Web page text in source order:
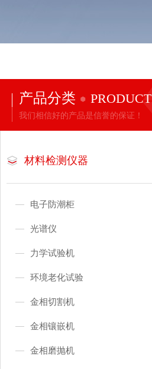
产品分类 PRODUCT
我们相信好的产品是信誉的保证！
材料检测仪器
电子防潮柜
光谱仪
力学试验机
环境老化试验
金相切割机
金相镶嵌机
金相磨抛机